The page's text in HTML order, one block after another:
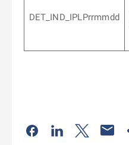
DET_IND_IPLPrrmmdd
Odkaz se otevře na
Odkaz seOdkaz